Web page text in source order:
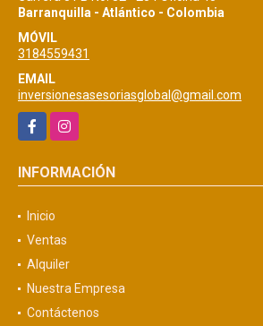
Barranquilla - Atlántico - Colombia
MÓVIL
3184559431
EMAIL
inversionesasesoriasglobal@gmail.com
FacebookInstagram
INFORMACIÓN
Inicio
Ventas
Alquiler
Nuestra Empresa
Contáctenos